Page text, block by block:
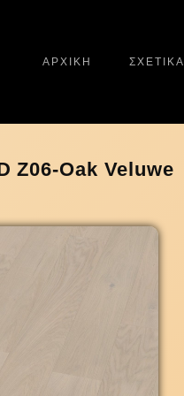
ΑΡΧΙΚΗ ΣΧΕΤΙΚΑ
Z06-Oak Veluwe